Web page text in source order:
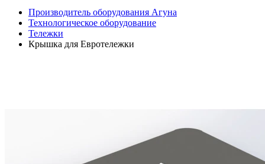
Производитель оборудования Агуна
Технологическое оборудование
Тележки
Крышка для Евротележки